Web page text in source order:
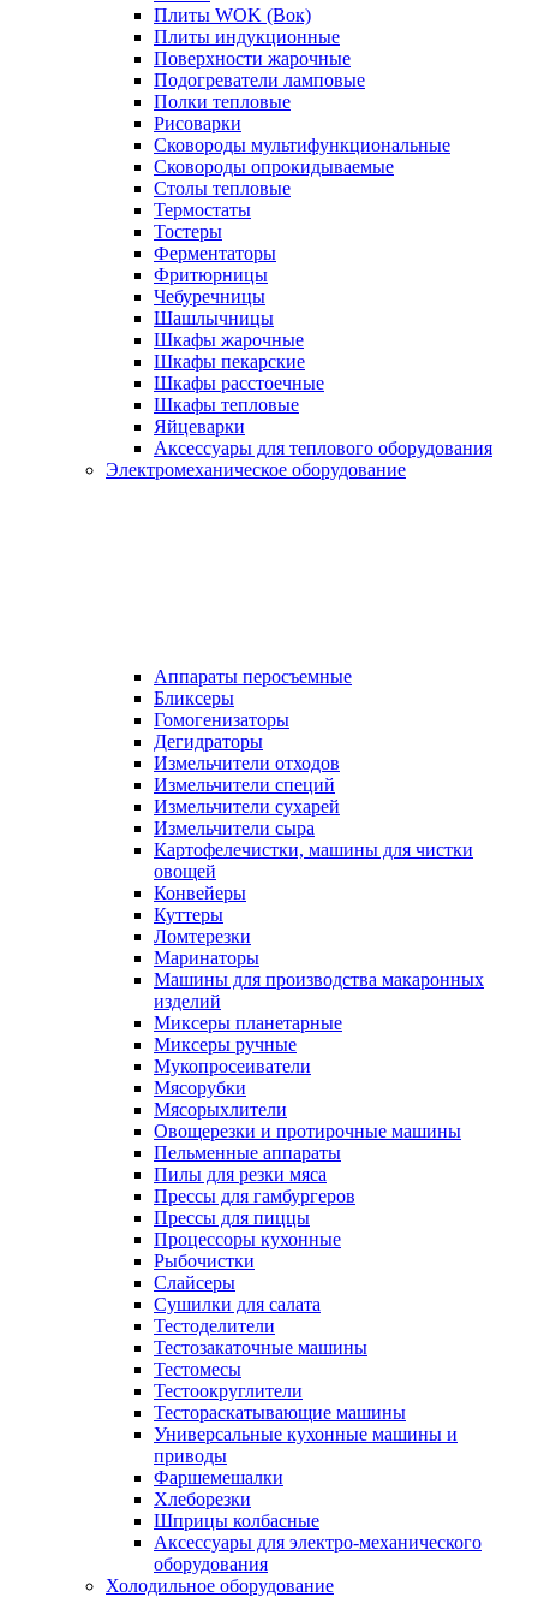
Плиты WOK (Вок)
Плиты индукционные
Поверхности жарочные
Подогреватели ламповые
Полки тепловые
Рисоварки
Сковороды мультифункциональные
Сковороды опрокидываемые
Столы тепловые
Термостаты
Тостеры
Ферментаторы
Фритюрницы
Чебуречницы
Шашлычницы
Шкафы жарочные
Шкафы пекарские
Шкафы расстоечные
Шкафы тепловые
Яйцеварки
Аксессуары для теплового оборудования
Электромеханическое оборудование
Аппараты перосъемные
Бликсеры
Гомогенизаторы
Дегидраторы
Измельчители отходов
Измельчители специй
Измельчители сухарей
Измельчители сыра
Картофелечистки, машины для чистки
овощей
Конвейеры
Куттеры
Ломтерезки
Маринаторы
Машины для производства макаронных
изделий
Миксеры планетарные
Миксеры ручные
Мукопросеиватели
Мясорубки
Мясорыхлители
Овощерезки и протирочные машины
Пельменные аппараты
Пилы для резки мяса
Прессы для гамбургеров
Прессы для пиццы
Процессоры кухонные
Рыбочистки
Слайсеры
Сушилки для салата
Тестоделители
Тестозакаточные машины
Тестомесы
Тестоокруглители
Тестораскатывающие машины
Универсальные кухонные машины и
приводы
Фаршемешалки
Хлеборезки
Шприцы колбасные
Аксессуары для электро-механического
оборудования
Холодильное оборудование